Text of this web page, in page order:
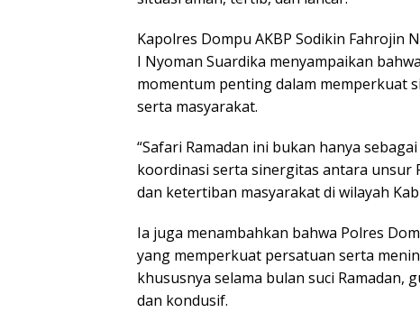
Kapolres Dompu AKBP Sodikin Fahrojin
I Nyoman Suardika menyampaikan
momentum penting dalam memperkuat
serta masyarakat.
“Safari Ramadan ini bukan hanya
koordinasi serta sinergitas antara unsur
dan ketertiban masyarakat di wilayah
Ia juga menambahkan bahwa Polres
yang memperkuat persatuan serta
khususnya selama bulan suci Ramadan,
dan kondusif.